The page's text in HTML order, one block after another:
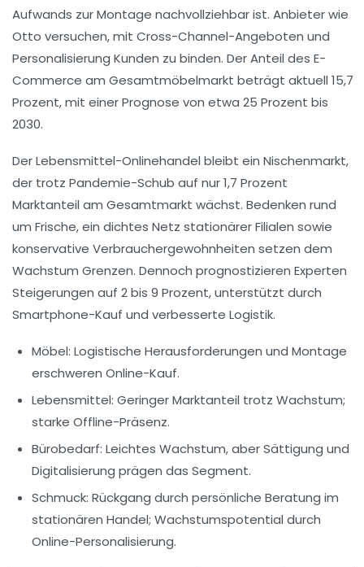
Aufwands zur Montage nachvollziehbar ist. Anbieter wie
Otto versuchen, mit Cross-Channel-Angeboten und
Personalisierung Kunden zu binden. Der Anteil des E-
Commerce am Gesamtmöbelmarkt beträgt aktuell 15,7
Prozent, mit einer Prognose von etwa 25 Prozent bis
2030.
Der Lebensmittel-Onlinehandel bleibt ein Nischenmarkt,
der trotz Pandemie-Schub auf nur 1,7 Prozent
Marktanteil am Gesamtmarkt wächst. Bedenken rund
um Frische, ein dichtes Netz stationärer Filialen sowie
konservative Verbrauchergewohnheiten setzen dem
Wachstum Grenzen. Dennoch prognostizieren Experten
Steigerungen auf 2 bis 9 Prozent, unterstützt durch
Smartphone-Kauf und verbesserte Logistik.
Möbel: Logistische Herausforderungen und Montage
erschweren Online-Kauf.
Lebensmittel: Geringer Marktanteil trotz Wachstum;
starke Offline-Präsenz.
Bürobedarf: Leichtes Wachstum, aber Sättigung und
Digitalisierung prägen das Segment.
Schmuck: Rückgang durch persönliche Beratung im
stationären Handel; Wachstumspotential durch
Online-Personalisierung.